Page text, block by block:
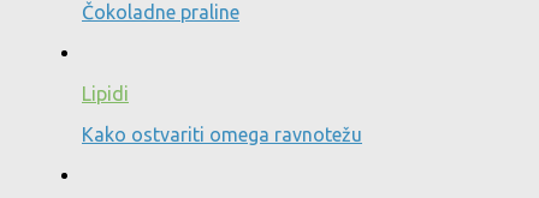
Čokoladne praline
Lipidi
Kako ostvariti omega ravnotežu